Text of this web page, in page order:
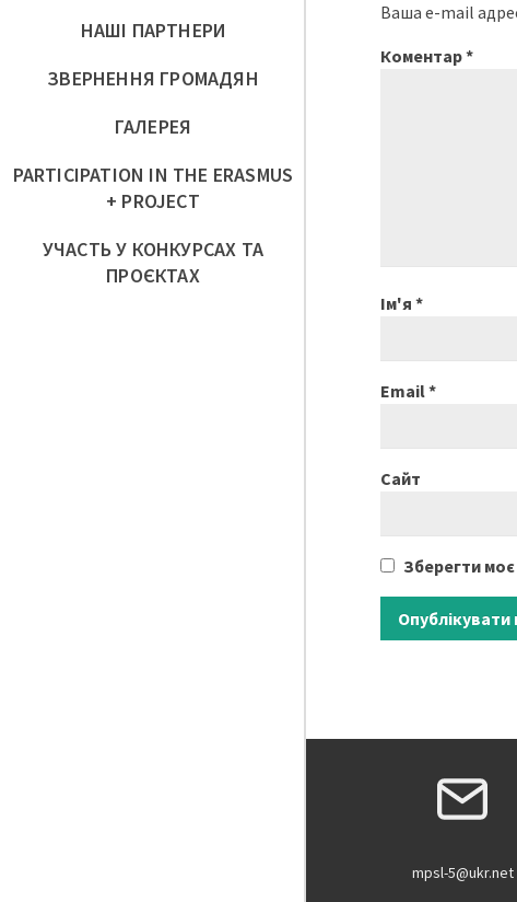
НАШІ ПАРТНЕРИ
ЗВЕРНЕННЯ ГРОМАДЯН
ГАЛЕРЕЯ
PARTICIPATION IN THE ERASMUS
+ PROJECT
УЧАСТЬ У КОНКУРСАХ ТА
ПРОЄКТАХ
Ваша e-mail
Коментар*
Ім'я*
Email*
Сайт
Зберегти
mpsl-5@ukr.net